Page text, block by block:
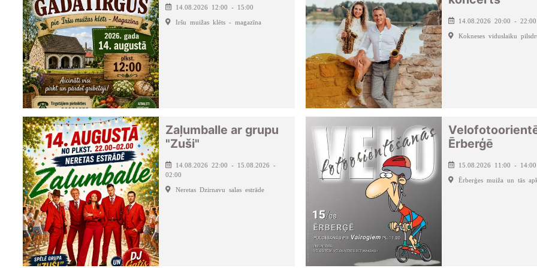
14.08.2026 12:00 - 15:00
Iršu muižas klēts - magazīna 14.08.2026 20:00 - 22:00
Kokneses viduslaiku
Zaļumballe ar grupu
"Zuši"
14.08.2026 22:00 - 15.08.2026 -
02:00
Neretas Dzirnavu salas estrāde
Ērberģē
15.08.2026 11:00 - 14:00
Ērberģes muiža un tās